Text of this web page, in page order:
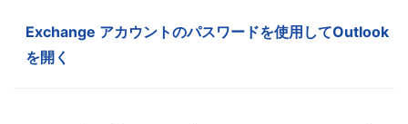
Exchange アカウントのパスワードを使用してOutlook
を開く